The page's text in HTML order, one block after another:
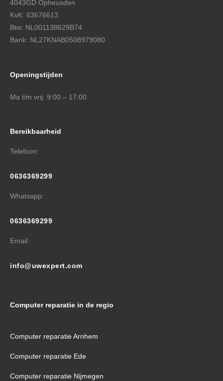
4043GD Opheusden
KvK: 63676613
Btw: NL001138629B74
Bank: NL27KNAB0508979080
Openingstijden
Ma t/m vrij: 9:00 – 17:00
Bereikbaarheid
Telefoon:
0636369299
Whatsapp:
0636369299
Email:
info@uwexpert.com
Computer reparatie in de regio
Computer reparatie Arnhem
Computer reparatie Ede
Computer reparatie Nijmegen